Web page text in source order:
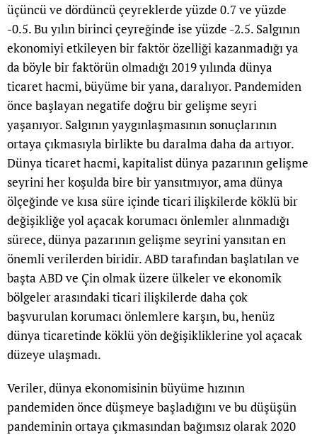
üçüncü ve dördüncü çeyreklerde yüzde 0.7 ve yüzde
-0.5. Bu yılın birinci çeyreğinde ise yüzde -2.5. Salgının
ekonomiyi etkileyen bir faktör özelliği kazanmadığı ya
da böyle bir faktörün olmadığı 2019 yılında dünya
ticaret hacmi, büyüme bir yana, daralıyor. Pandemiden
önce başlayan negatife doğru bir gelişme seyri
yaşanıyor. Salgının yaygınlaşmasının sonuçlarının
ortaya çıkmasıyla birlikte bu daralma daha da artıyor.
Dünya ticaret hacmi, kapitalist dünya pazarının gelişme
seyrini her koşulda bire bir yansıtmıyor, ama dünya
ölçeğinde ve kısa süre içinde ticari ilişkilerde köklü bir
değişikliğe yol açacak korumacı önlemler alınmadığı
sürece, dünya pazarının gelişme seyrini yansıtan en
önemli verilerden biridir. ABD tarafından başlatılan ve
başta ABD ve Çin olmak üzere ülkeler ve ekonomik
bölgeler arasındaki ticari ilişkilerde daha çok
başvurulan korumacı önlemlere karşın, bu, henüz
dünya ticaretinde köklü yön değişikliklerine yol açacak
düzeye ulaşmadı.
Veriler, dünya ekonomisinin büyüme hızının
pandemiden önce düşmeye başladığını ve bu düşüşün
pandeminin ortaya çıkmasından bağımsız olarak 2020